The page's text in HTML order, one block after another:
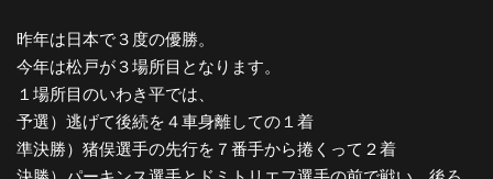
昨年は日本で３度の優勝。
今年は松戸が３場所目となります。
１場所目のいわき平では、
予選）逃げて後続を４車身離しての１着
準決勝）猪俣選手の先行を７番手から捲くって２着